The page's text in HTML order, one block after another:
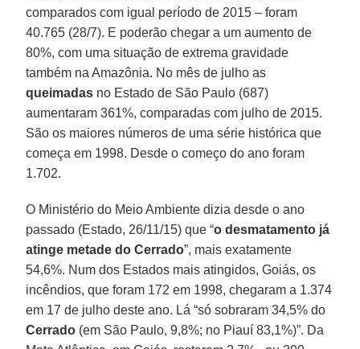
comparados com igual período de 2015 – foram
40.765 (28/7). E poderão chegar a um aumento de
80%, com uma situação de extrema gravidade
também na Amazônia. No mês de julho as
queimadas no Estado de São Paulo (687)
aumentaram 361%, comparadas com julho de 2015.
São os maiores números de uma série histórica que
começa em 1998. Desde o começo do ano foram
1.702.
O Ministério do Meio Ambiente dizia desde o ano
passado (Estado, 26/11/15) que “o desmatamento já
atinge metade do Cerrado”, mais exatamente
54,6%. Num dos Estados mais atingidos, Goiás, os
incêndios, que foram 172 em 1998, chegaram a 1.374
em 17 de julho deste ano. Lá “só sobraram 34,5% do
Cerrado (em São Paulo, 9,8%; no Piauí 83,1%)”. Da